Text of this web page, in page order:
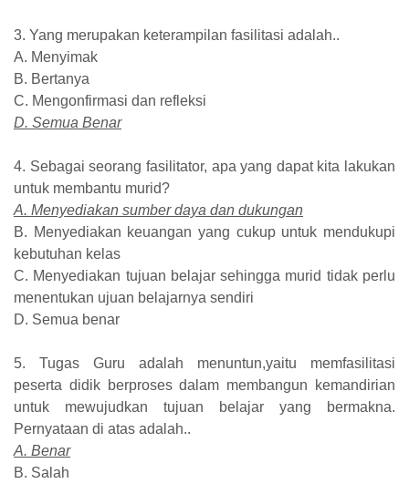
3. Yang merupakan keterampilan fasilitasi adalah..
A. Menyimak
B. Bertanya
C. Mengonfirmasi dan refleksi
D. Semua Benar
4. Sebagai seorang fasilitator, apa yang dapat kita lakukan
untuk membantu murid?
A. Menyediakan sumber daya dan dukungan
B. Menyediakan keuangan yang cukup untuk mendukupi
kebutuhan kelas
C. Menyediakan tujuan belajar sehingga murid tidak perlu
menentukan ujuan belajarnya sendiri
D. Semua benar
5. Tugas Guru adalah menuntun,yaitu memfasilitasi
peserta didik berproses dalam membangun kemandirian
untuk mewujudkan tujuan belajar yang bermakna.
Pernyataan di atas adalah..
A. Benar
B. Salah